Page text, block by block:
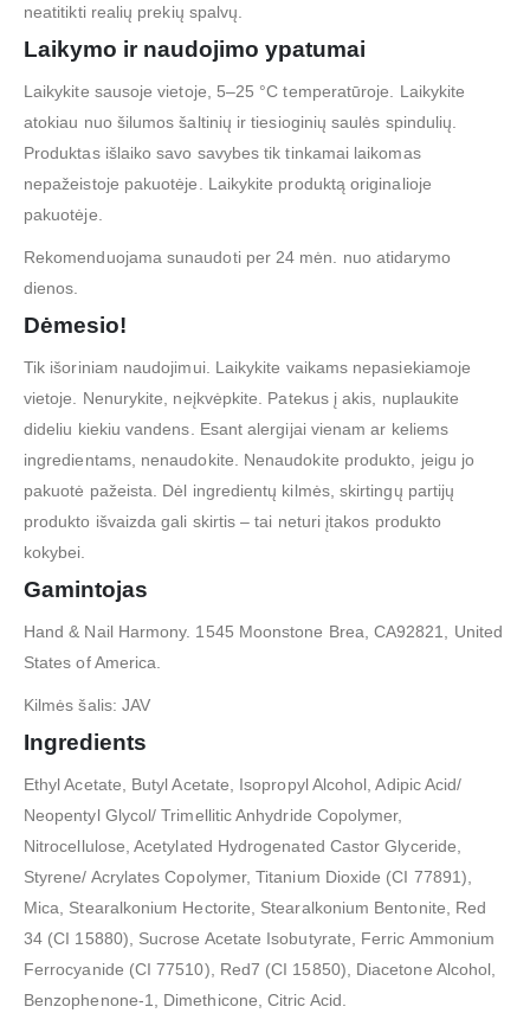
neatitikti realių prekių spalvų.
Laikymo ir naudojimo ypatumai
Laikykite sausoje vietoje, 5–25 °C temperatūroje. Laikykite
atokiau nuo šilumos šaltinių ir tiesioginių saulės spindulių.
Produktas išlaiko savo savybes tik tinkamai laikomas
nepažeistoje pakuotėje. Laikykite produktą originalioje
pakuotėje.
Rekomenduojama sunaudoti per 24 mėn. nuo atidarymo
dienos.
Dėmesio!
Tik išoriniam naudojimui. Laikykite vaikams nepasiekiamoje
vietoje. Nenurykite, neįkvėpkite. Patekus į akis, nuplaukite
dideliu kiekiu vandens. Esant alergijai vienam ar keliems
ingredientams, nenaudokite. Nenaudokite produkto, jeigu jo
pakuotė pažeista. Dėl ingredientų kilmės, skirtingų partijų
produkto išvaizda gali skirtis – tai neturi įtakos produkto
kokybei.
Gamintojas
Hand & Nail Harmony. 1545 Moonstone Brea, CA92821, United
States of America.
Kilmės šalis: JAV
Ingredients
Ethyl Acetate, Butyl Acetate, Isopropyl Alcohol, Adipic Acid/
Neopentyl Glycol/ Trimellitic Anhydride Copolymer,
Nitrocellulose, Acetylated Hydrogenated Castor Glyceride,
Styrene/ Acrylates Copolymer, Titanium Dioxide (CI 77891),
Mica, Stearalkonium Hectorite, Stearalkonium Bentonite, Red
34 (CI 15880), Sucrose Acetate Isobutyrate, Ferric Ammonium
Ferrocyanide (CI 77510), Red7 (CI 15850), Diacetone Alcohol,
Benzophenone-1, Dimethicone, Citric Acid.